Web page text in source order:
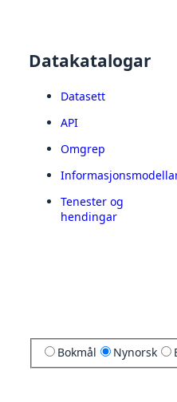
Datakatalogar
Datasett
API
Omgrep
Tenester og
hendingar
Bokmål Nynorsk